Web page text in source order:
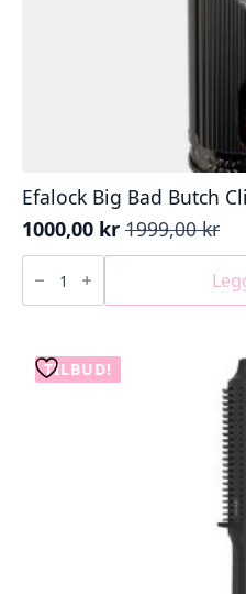
Efalock Big Bad Butch
1999,00kr
Opprinnelig
pris
var:
1999,00 kr.
1000,00 kr
Nåværende
pris
er:
1000,00 kr.
Efalock
Big
Butch
TILBUD!